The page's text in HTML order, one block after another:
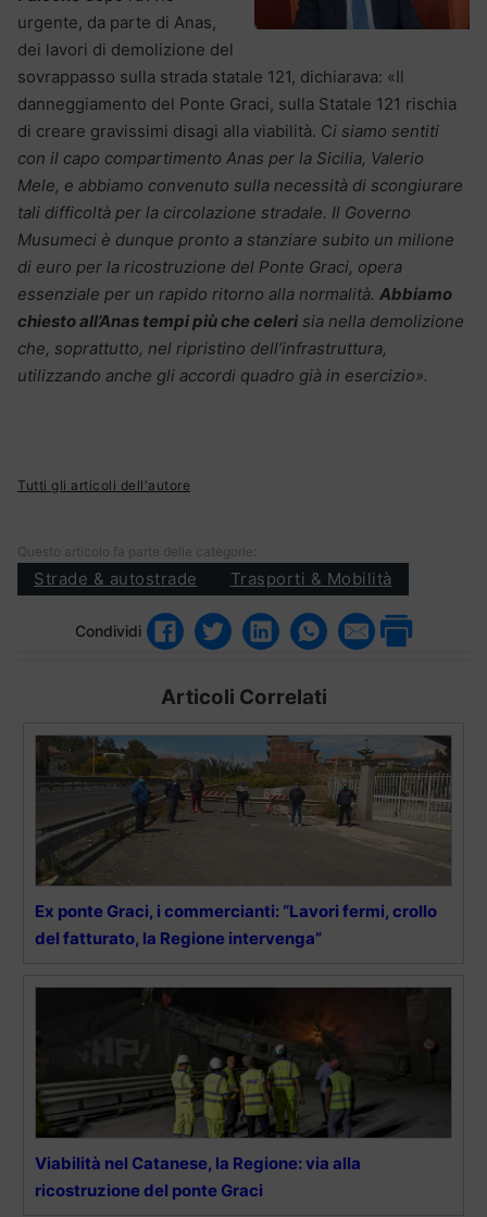
urgente, da parte di Anas,
dei lavori di demolizione del
sovrappasso sulla strada statale 121, dichiarava: «Il
danneggiamento del Ponte Graci, sulla Statale 121 rischia
di creare gravissimi disagi alla viabilità. Ci siamo sentiti
con il capo compartimento Anas per la Sicilia, Valerio
Mele, e abbiamo convenuto sulla necessità di scongiurare
tali difficoltà per la circolazione stradale. Il Governo
Musumeci è dunque pronto a stanziare subito un milione
di euro per la ricostruzione del Ponte Graci, opera
essenziale per un rapido ritorno alla normalità. Abbiamo
chiesto all’Anas tempi più che celeri sia nella demolizione
che, soprattutto, nel ripristino dell’infrastruttura,
utilizzando anche gli accordi quadro già in esercizio».
Tutti gli articoli dell'autore
Questo articolo fa parte delle categorie:
Strade & autostrade Trasporti & Mobilità
Condividi
Articoli Correlati
Ex ponte Graci, i commercianti: “Lavori fermi, crollo
del fatturato, la Regione intervenga”
Viabilità nel Catanese, la Regione: via alla
ricostruzione del ponte Graci